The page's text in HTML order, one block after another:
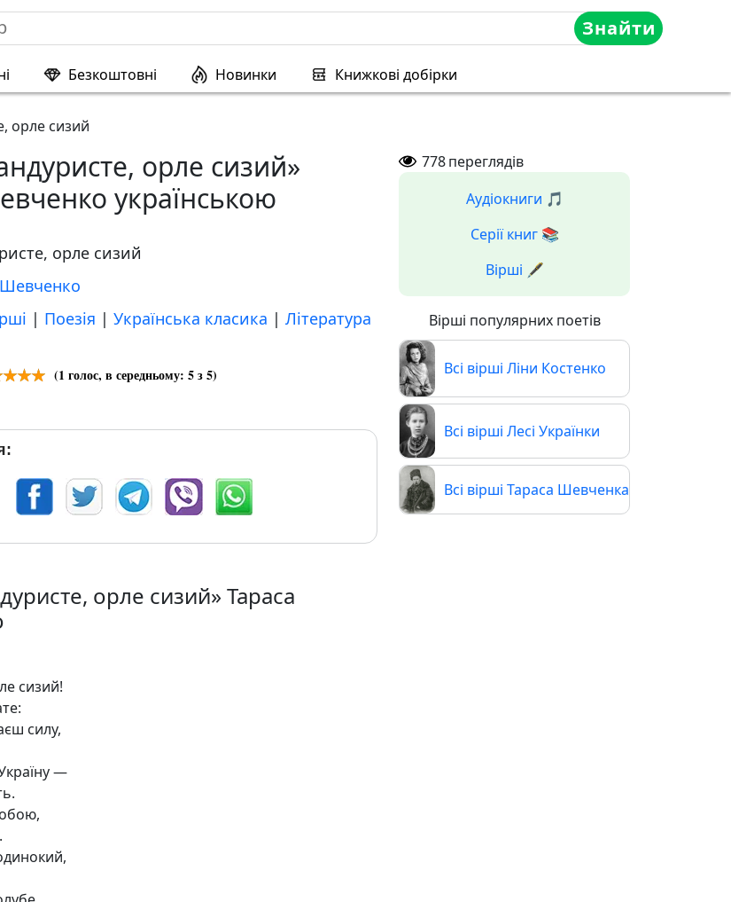
Знайти
Безкоштовні Новинки Книжкові добірки
орле сизий
орле сизий»
українською
орле сизий
| Поезія | Українська класика | Література
(1 голос, в середньому: 5з 5)
орле сизий» Тараса
сизий!
силу,
—
778переглядів
Аудіокниги 🎵
Серії книг 📚
Вірші 🖋️
Вірші популярних поетів
Всі вірші Ліни Костенко
Всі вірші Лесі Українки
Всі вірші Тараса Шевченка